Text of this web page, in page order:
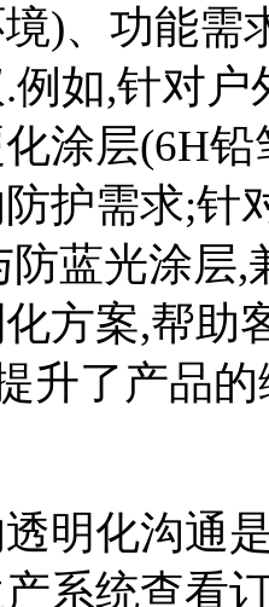
)、功能
例如,针对
涂层(6H
护需求;针
防蓝光涂层
方案,帮助
升了产品
明化沟通
系统查看